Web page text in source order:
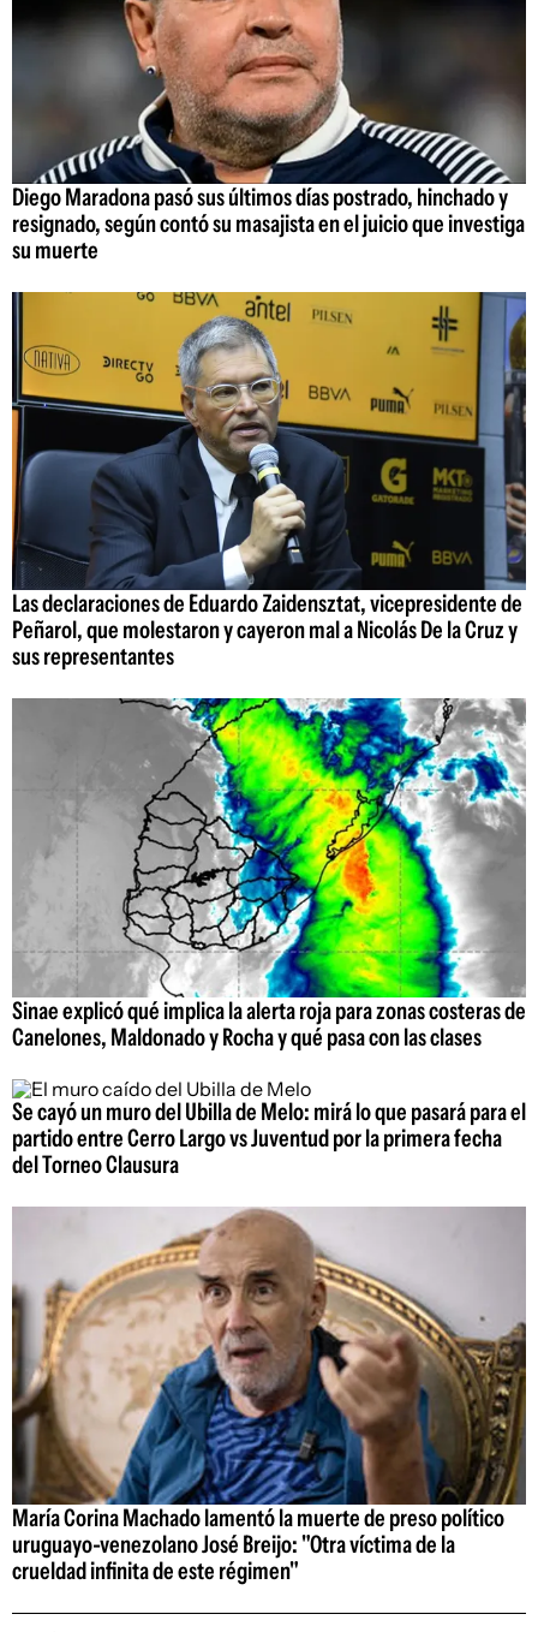
Diego Maradona pasó sus últimos días postrado, hinchado y
resignado, según contó su masajista en el juicio que investiga
su muerte
Las declaraciones de Eduardo Zaidensztat, vicepresidente de
Peñarol, que molestaron y cayeron mal a Nicolás De la Cruz y
sus representantes
Sinae explicó qué implica la alerta roja para zonas costeras de
Canelones, Maldonado y Rocha y qué pasa con las clases
Se cayó un muro del Ubilla de Melo: mirá lo que pasará para el
partido entre Cerro Largo vs Juventud por la primera fecha
del Torneo Clausura
María Corina Machado lamentó la muerte de preso político
uruguayo-venezolano José Breijo: "Otra víctima de la
crueldad infinita de este régimen"